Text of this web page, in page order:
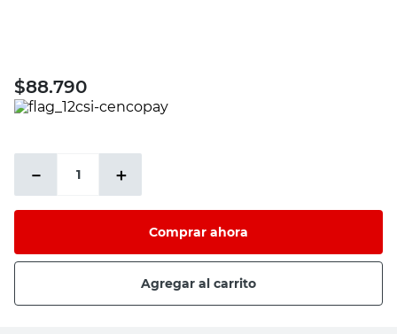
$88.790
＋
－
Comprar ahora
Agregar al carrito